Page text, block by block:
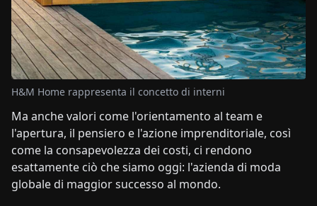
H&M Home rappresenta il concetto di interni
Ma anche valori come l'orientamento al team e
l'apertura, il pensiero e l'azione imprenditoriale, così
come la consapevolezza dei costi, ci rendono
esattamente ciò che siamo oggi: l'azienda di moda
globale di maggior successo al mondo.